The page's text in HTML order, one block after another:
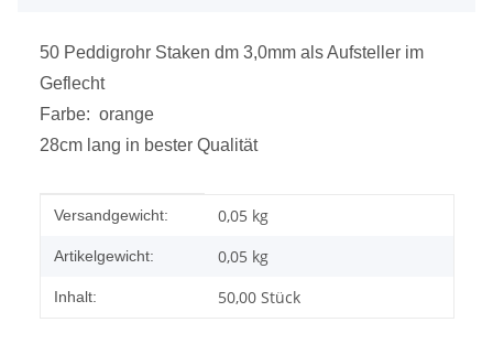
50 Peddigrohr Staken dm 3,0mm als Aufsteller im
Geflecht
Farbe: orange
28cm lang in bester Qualität
Produkteigenschaft
Wert
Versandgewicht: 0,05 kg
Artikelgewicht: 0,05 kg
Inhalt: 50,00 Stück